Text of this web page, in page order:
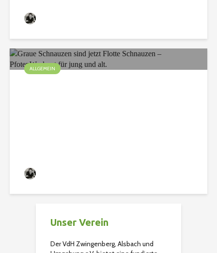
ALLGEMEIN
Unser Verein
Der VdH Zwingenberg, Alsbach und